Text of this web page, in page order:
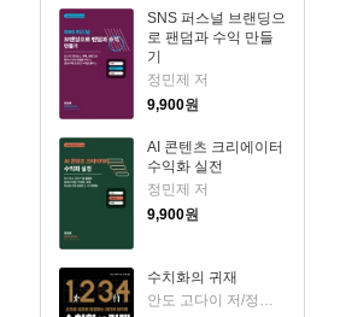
SNS 퍼스널 브랜딩으
로 팬덤과 수익 만들
기
정민제 저
9,900원
AI 콘텐츠 크리에이터
수익화 실전
정민제 저
9,900원
수치화의 귀재
안도 고다이 저/정혁 역